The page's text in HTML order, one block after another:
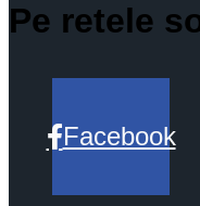
Pe retele
Facebook